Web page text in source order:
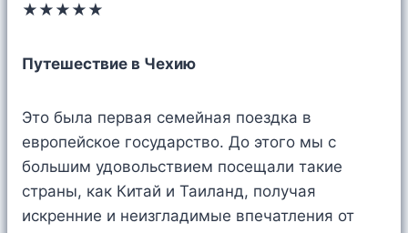
★★★★★
Путешествие в Чехию
Это была первая семейная поездка в
европейское государство. До этого мы с
большим удовольствием посещали такие
страны, как Китай и Таиланд, получая
искренние и неизгладимые впечатления от